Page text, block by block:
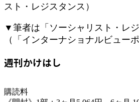
スト・レジスタンス）
▼筆者は「ソーシャリスト・レ
（「インターナショナルビュー
週刊かけはし
購読料